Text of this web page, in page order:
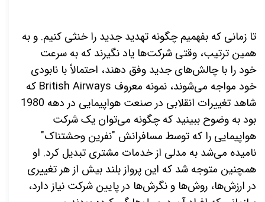
تا زمانی که بفهمیم چگونه تهدید جدید را خنثی کنیم. و به
همین ترتیب، وقتی شرکت‌ها یاد نگیرند که به سرعت
خود را با چالش‌های جدید وفق دهند، احتمالاً با نابودی
خود مواجه می‌شوند، نمونه معروف British Airways که
شاهد تغییرات انقلابی در صنعت هواپیمایی در دهه 1980
بود به وضوح ببینید که چگونه می‌توان یک شرکت
هواپیمایی را که توسط مسافرانش "نفرین وحشتناک"
نامیده می‌شد به مدلی از خدمات مشتری تبدیل کرد. او
همچنین متوجه شد که این پرواز بلند بیش از هر تغییری
در ارزش‌ها، روش‌ها و نگرش‌ها در پایین شرکت نیاز دارد،